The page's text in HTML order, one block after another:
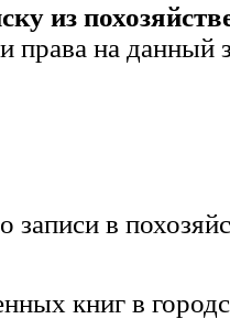
из
на данный
записи в
книг в